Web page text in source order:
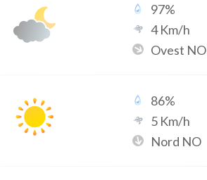
97%
4Km/h
Ovest NO
86%
5 Km/h
Nord NO